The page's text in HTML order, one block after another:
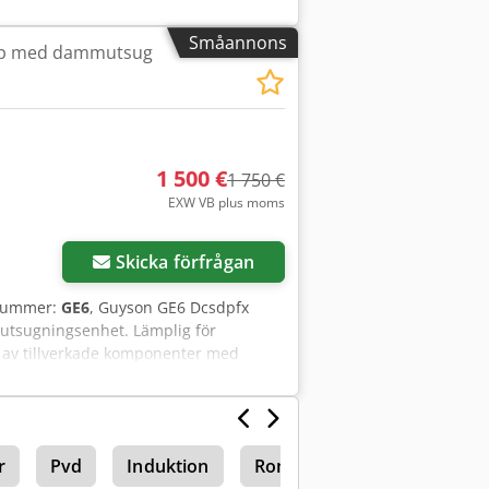
Bilrengöring
Småannons
med dammutsug
1 500 €1 750 €
EXW VB plus moms
Skicka förfrågan
GE6, Guyson GE6 Dcsdpfx
Lämplig för
tillverkade komponenter med
skick. Beräknad ålder
tveka inte att skicka ett
Pvd Induktion Romer